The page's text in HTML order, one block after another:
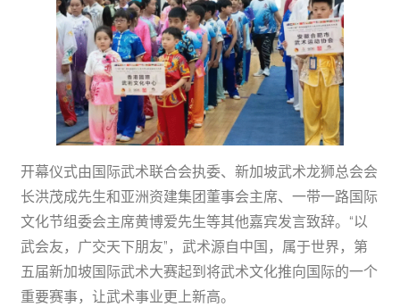
开幕仪式由国际武术联合会执委、新加坡武术龙狮总会会
长洪茂成先生和亚洲资建集团董事会主席、一带一路国际
文化节组委会主席黄博爱先生等其他嘉宾发言致辞。“以
武会友，广交天下朋友”，武术源自中国，属于世界，第
五届新加坡国际武术大赛起到将武术文化推向国际的一个
重要赛事，让武术事业更上新高。